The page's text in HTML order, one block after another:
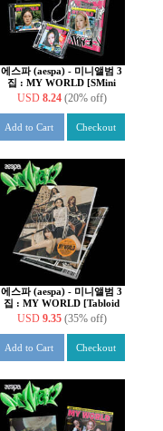
에스파 (aespa) - 미니앨범 3
집 : MY WORLD [SMini
Ver.](스마트앨범) [커버 4종
중 1종 랜덤발송]
USD 8.24 (20% off)
Add to Cart Checkout
에스파 (aespa) - 미니앨범 3
집 : MY WORLD [Tabloid
ver.]
USD 9.35 (35% off)
Add to Cart Checkout